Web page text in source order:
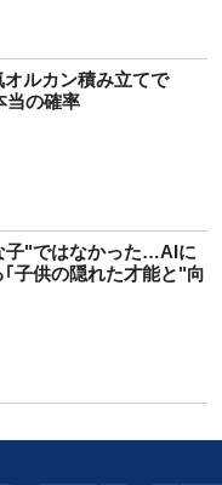
ルカン積み立てで
当の確率
子"ではなかった…AIに
子供の隠れた才能と"向